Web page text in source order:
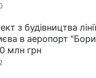
з будівництва лінії
в аеропорт
млн грн